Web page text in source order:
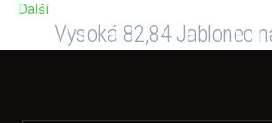
Další
Vysoká 82,84 Jablonec